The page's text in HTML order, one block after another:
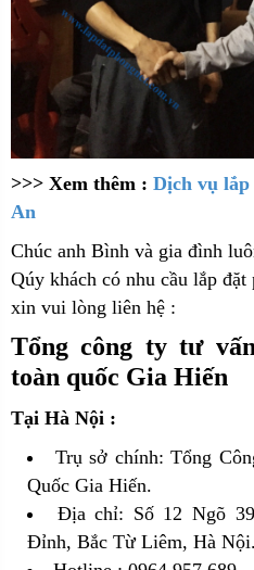
>>> Xem thêm : Dịch vụ lắp
An
Chúc anh Bình và gia đình
Qúy khách có nhu cầu lắp
xin vui lòng liên hệ :
Tổng công ty tư
toàn quốc Gia Hiến
Tại Hà Nội :
Trụ sở chính: Tổng
Quốc Gia Hiến.
Địa chỉ: Số 12 Ngõ
Đỉnh, Bắc Từ Liêm, Hà Nội.